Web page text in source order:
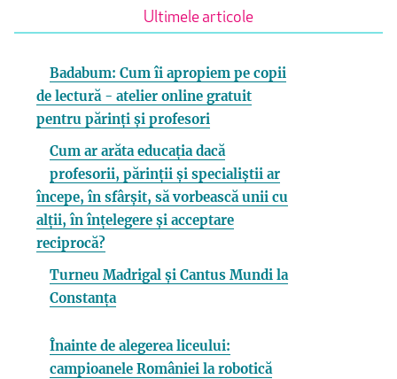
Ultimele articole
Badabum: Cum îi apropiem pe copii
de lectură - atelier online gratuit
pentru părinți și profesori
Cum ar arăta educația dacă
profesorii, părinții și specialiștii ar
începe, în sfârșit, să vorbească unii cu
alții, în înțelegere și acceptare
reciprocă?
Turneu Madrigal și Cantus Mundi la
Constanța
Înainte de alegerea liceului:
campioanele României la robotică